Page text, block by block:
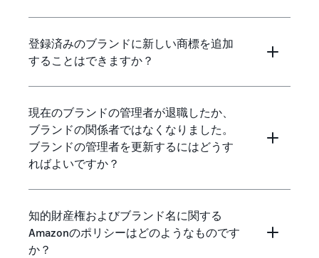
登録済みのブランドに新しい商標を追加
することはできますか？
現在のブランドの管理者が退職したか、
ブランドの関係者ではなくなりました。
ブランドの管理者を更新するにはどうす
ればよいですか？
知的財産権およびブランド名に関する
Amazonのポリシーはどのようなものです
か？